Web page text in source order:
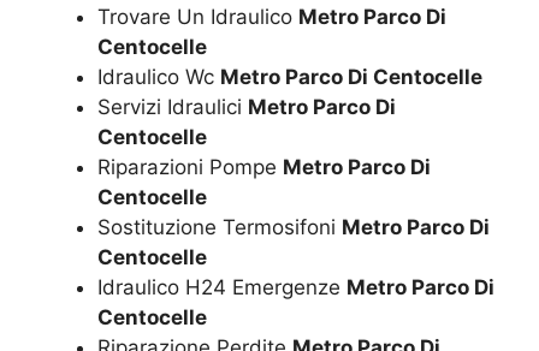
Trovare Un Idraulico Metro Parco Di
Centocelle
Idraulico Wc Metro Parco Di Centocelle
Servizi Idraulici Metro Parco Di
Centocelle
Riparazioni Pompe Metro Parco Di
Centocelle
Sostituzione Termosifoni Metro Parco Di
Centocelle
Idraulico H24 Emergenze Metro Parco Di
Centocelle